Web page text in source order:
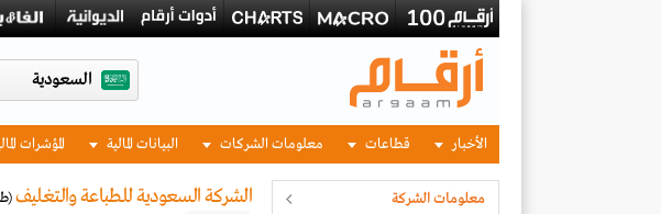
السعودية
الأخبار قطاعات معلومات الشركات البيانات المالية المؤشرات
معلومات الشركة الشركة السعودية للطباعة والتغليف